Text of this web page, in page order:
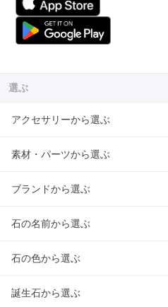
選ぶ
アクセサリーから選ぶ
素材・パーツから選ぶ
ブランドから選ぶ
石の名前から選ぶ
石の色から選ぶ
誕生石から選ぶ